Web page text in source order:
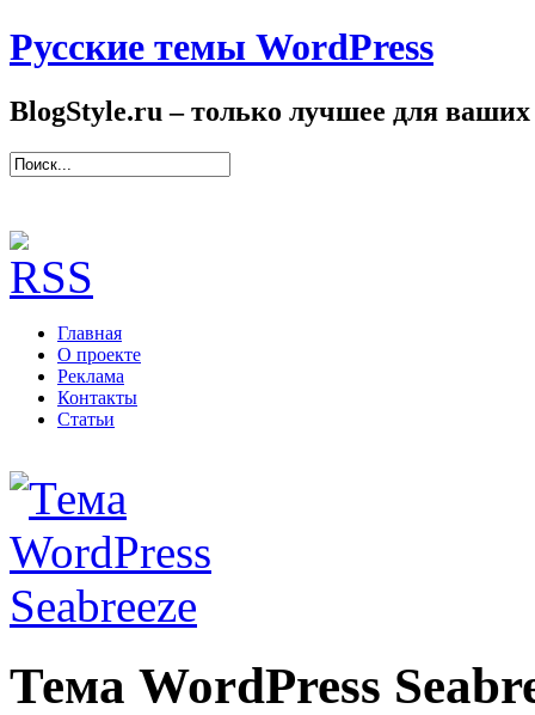
Русские темы WordPress
BlogStyle.ru – только лучшее для ваших
Главная
О проекте
Реклама
Контакты
Статьи
Тема WordPress